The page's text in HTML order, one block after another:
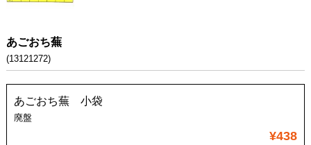
あごおち蕪
(13121272)
あごおち蕪 小袋
廃盤
¥438